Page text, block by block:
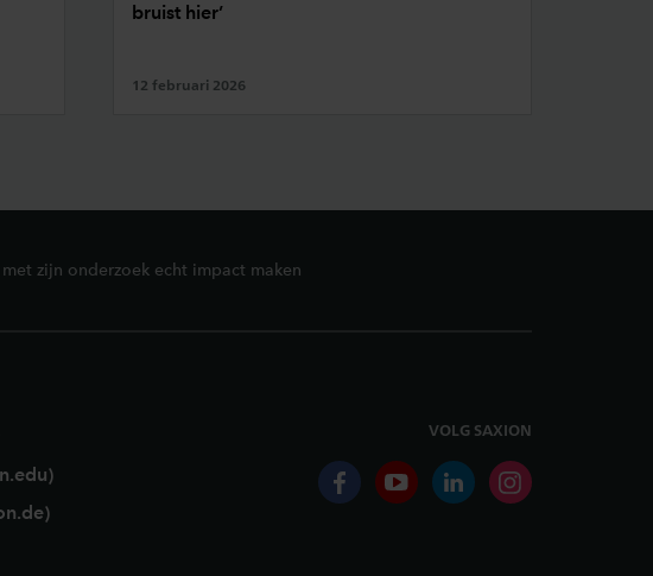
bruist hier’
12 februari 2026
zijn onderzoek echt impact maken
VOLG SAXION
facebookyoutubelinkedininstagram